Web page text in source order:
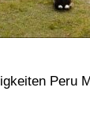
Peru